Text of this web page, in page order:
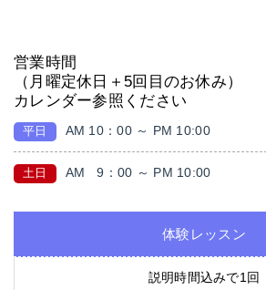
営業時間
（月曜定休日＋5回目のお休み）
カレンダー参照ください
平日 AM 10：00 ～ PM 10:00
土日 AM 9：00 ～ PM 10:00
体験レッスン
説明時間込みで1回